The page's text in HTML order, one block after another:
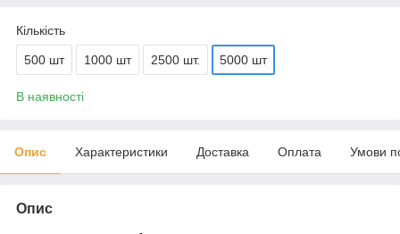
Кількість
500 шт 1000 шт 2500 шт. 5000 шт
В наявності
Опис Характеристики Доставка Оплата Умови
Опис